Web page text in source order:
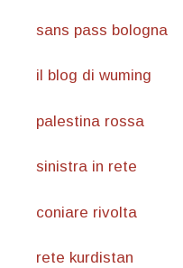
sans pass bologna
il blog di wuming
palestina rossa
sinistra in rete
coniare rivolta
rete kurdistan